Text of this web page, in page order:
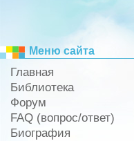
Меню сайта
Главная
Библиотека
Форум
FAQ (вопрос/ответ)
Биография